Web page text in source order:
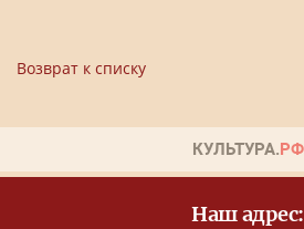
Возврат к списку
Наш адрес: